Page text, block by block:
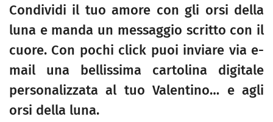
Condividi il tuo amore con gli orsi della
luna e manda un messaggio scritto con il
cuore. Con pochi click puoi inviare via e-
mail una bellissima cartolina digitale
personalizzata al tuo Valentino… e agli
orsi della luna.